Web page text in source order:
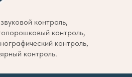
контроль,
контроль,
контроль,
контроль.